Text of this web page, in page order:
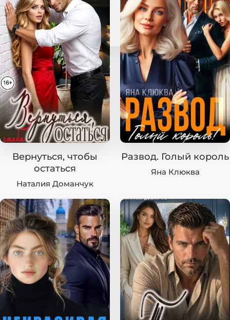
Вернуться, чтобы
остаться
Наталия Доманчук
Развод. Голый король
Яна Клюква